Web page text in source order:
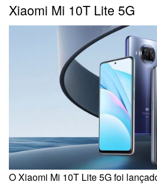
Xiaomi Mi 10T Lite 5G
O Xiaomi Mi 10T Lite 5G foi